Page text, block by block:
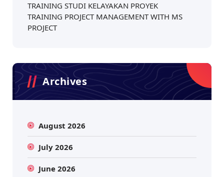
TRAINING STUDI KELAYAKAN PROYEK
TRAINING PROJECT MANAGEMENT WITH MS
PROJECT
Archives
August 2026
July 2026
June 2026